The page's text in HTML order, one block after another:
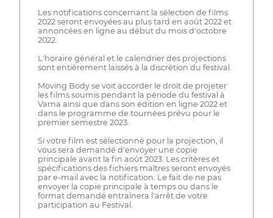
Les notifications concernant la sélection de films
2022 seront envoyées au plus tard en août 2022 et
annoncées en ligne au début du mois d'octobre
2022.
L'horaire général et le calendrier des projections
sont entièrement laissés à la discrétion du festival.
Moving Body se voit accorder le droit de projeter
les films soumis pendant la période du festival à
Varna ainsi que dans son édition en ligne 2022 et
dans le programme de tournées prévu pour le
premier semestre 2023.
Si votre film est sélectionné pour la projection, il
vous sera demandé d'envoyer une copie
principale avant la fin août 2023. Les critères et
spécifications des fichiers maîtres seront envoyés
par e-mail avec la notification. Le fait de ne pas
envoyer la copie principale à temps ou dans le
format demandé entraînera l'arrêt de votre
participation au Festival.